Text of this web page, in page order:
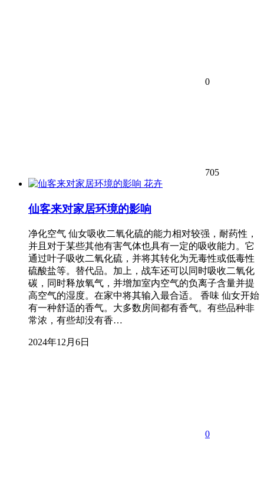
0
705
花卉
仙客来对家居环境的影响
净化空气 仙女吸收二氧化硫的能力相对较强，耐药性，
并且对于某些其他有害气体也具有一定的吸收能力。它
通过叶子吸收二氧化硫，并将其转化为无毒性或低毒性
硫酸盐等。替代品。加上，战车还可以同时吸收二氧化
碳，同时释放氧气，并增加室内空气的负离子含量并提
高空气的湿度。在家中将其输入最合适。 香味 仙女开始
有一种舒适的香气。大多数房间都有香气。有些品种非
常浓，有些却没有香…
2024年12月6日
0